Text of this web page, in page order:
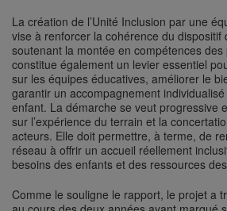
La création de l’Unité Inclusion par une
vise à renforcer la cohérence du dispositif
soutenant la montée en compétences des
constitue également un levier essentiel
sur les équipes éducatives, améliorer le
garantir un accompagnement
enfant. La démarche se veut progressive
sur l’expérience du terrain et la
acteurs. Elle doit permettre, à terme, de
réseau à offrir un accueil réellement
besoins des enfants et des ressources
Comme le souligne le rapport, le projet a